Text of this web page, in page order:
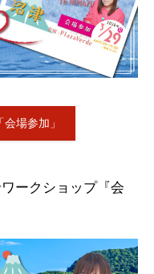
場参加」
ークショップ『会